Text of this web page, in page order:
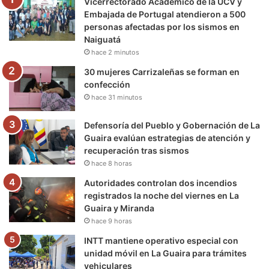
o
k
r
e
r
a
a
m
Embajada de Portugal atendieron a 500
personas afectadas por los sismos en
Naiguatá
hace 2 minutos
30 mujeres Carrizaleñas se forman en
confección
hace 31 minutos
Defensoría del Pueblo y Gobernación de La
Guaira evalúan estrategias de atención y
recuperación tras sismos
hace 8 horas
Autoridades controlan dos incendios
registrados la noche del viernes en La
Guaira y Miranda
hace 9 horas
INTT mantiene operativo especial con
unidad móvil en La Guaira para trámites
vehiculares